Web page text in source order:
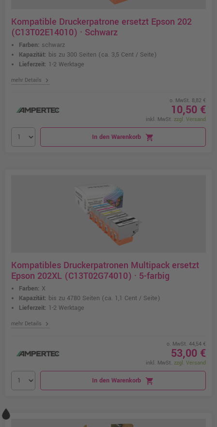
Kompatible Druckerpatrone ersetzt Epson 202
(C13T02E14010) · Schwarz
Farben: schwarz
Kapazität: bis zu 300 Seiten (ca. 3,5 Cent / Seite)
Lieferzeit: 1-2 Werktage
mehr Details chevron_right
o. MwSt. 8,82 €
10,50 €
inkl. MwSt. zzgl. Versand
In den Warenkorb shopping_cart
Kompatibles Druckerpatronen Multipack ersetzt
Epson 202XL (C13T02G74010) · 5-farbig
Farben: X
Kapazität: bis zu 4780 Seiten (ca. 1,1 Cent / Seite)
Lieferzeit: 1-2 Werktage
mehr Details chevron_right
o. MwSt. 44,54 €
53,00 €
inkl. MwSt. zzgl. Versand
In den Warenkorb shopping_cart